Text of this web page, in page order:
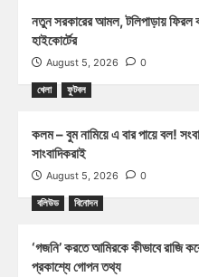
নতুন সরকারের আমল, টলিপাড়ায় ফিরল
হাইকোর্টের
August 5, 2026 0
খেলা ফুটবল
কলম – বুম নামিয়ে এ বার পায়ে বল!
সাংবাদিকরাই
August 5, 2026 0
বলিউড বিনোদন
‘গজনি’ করতে আমিরকে কীভাবে রাজি
প্রকাশ্যে গোপন তথ্য